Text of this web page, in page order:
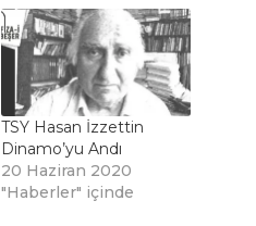
TSY Hasan İzzettin
Dinamo’yu Andı
20 Haziran 2020
"Haberler" içinde